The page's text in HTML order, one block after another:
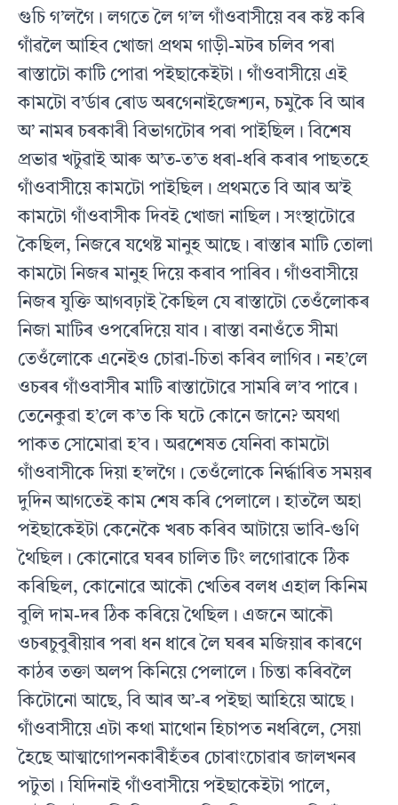
গুচি গ’লগৈ। লগতে লৈ গ’ল গাঁওবাসীয়ে বৰ কষ্ট কৰি
গাঁৱলৈ আহিব খোজা প্ৰথম গাড়ী-মটৰ চলিব পৰা
ৰাস্তাটো কাটি পোৱা পইছাকেইটা। গাঁওবাসীয়ে এই
কামটো ব’ৰ্ডাৰ ৰোড অৰগেনাইজেশ্যন, চমুকৈ বি আৰ
অ’ নামৰ চৰকাৰী বিভাগটোৰ পৰা পাইছিল। বিশেষ
প্ৰভাৱ খটুৱাই আৰু অ’ত-ত’ত ধৰা-ধৰি কৰাৰ পাছতহে
গাঁওবাসীয়ে কামটো পাইছিল। প্ৰথমতে বি আৰ অ’ই
কামটো গাঁওবাসীক দিবই খোজা নাছিল। সংস্থাটোৱে
কৈছিল, নিজৰে যথেষ্ট মানুহ আছে। ৰাস্তাৰ মাটি তোলা
কামটো নিজৰ মানুহ দিয়ে কৰাব পাৰিব। গাঁওবাসীয়ে
নিজৰ যুক্তি আগবঢ়াই কৈছিল যে ৰাস্তাটো তেওঁলোকৰ
নিজা মাটিৰ ওপৰেদিয়ে যাব। ৰাস্তা বনাওঁতে সীমা
তেওঁলোকে এনেইও চোৱা-চিতা কৰিব লাগিব। নহ’লে
ওচৰৰ গাঁওবাসীৰ মাটি ৰাস্তাটোৱে সামৰি ল’ব পাৰে।
তেনেকুৱা হ’লে ক’ত কি ঘটে কোনে জানে? অযথা
পাকত সোমোৱা হ’ব। অৱশেষত যেনিবা কামটো
গাঁওবাসীকে দিয়া হ’লগৈ। তেওঁলোকে নিৰ্দ্ধাৰিত সময়ৰ
দুদিন আগতেই কাম শেষ কৰি পেলালে। হাতলৈ অহা
পইছাকেইটা কেনেকৈ খৰচ কৰিব আটায়ে ভাবি-গুণি
থৈছিল। কোনোৱে ঘৰৰ চালিত টিং লগোৱাকে ঠিক
কৰিছিল, কোনোৱে আকৌ খেতিৰ বলধ এহাল কিনিম
বুলি দাম-দৰ ঠিক কৰিয়ে থৈছিল। এজনে আকৌ
ওচৰচুবুৰীয়াৰ পৰা ধন ধাৰে লৈ ঘৰৰ মজিয়াৰ কাৰণে
কাঠৰ তক্তা অলপ কিনিয়ে পেলালে। চিন্তা কৰিবলৈ
কিটোনো আছে, বি আৰ অ’-ৰ পইছা আহিয়ে আছে।
গাঁওবাসীয়ে এটা কথা মাথোন হিচাপত নধৰিলে, সেয়া
হৈছে আত্মাগোপনকাৰীহঁতৰ চোৰাংচোৱাৰ জালখনৰ
পটুতা। যিদিনাই গাঁওবাসীয়ে পইছাকেইটা পালে,